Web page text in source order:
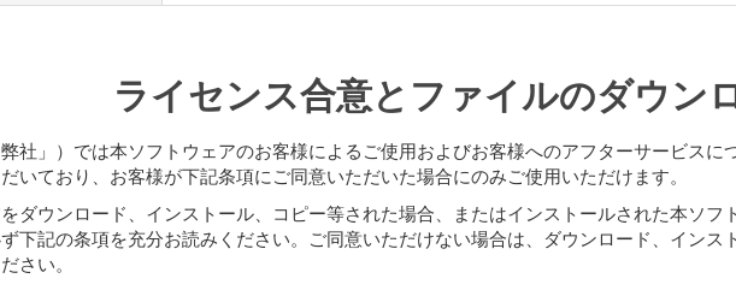
ライセンス合意とファイルのダウン
社」）では本ソフトウェアのお客様によるご使用およびお客様へのアフターサービス
いており、お客様が下記条項にご同意いただいた場合にのみご使用いただけます。
ダウンロード、インストール、コピー等された場合、またはインストールされた本ソ
下記の条項を充分お読みください。ご同意いただけない場合は、ダウンロード、イン
さい。